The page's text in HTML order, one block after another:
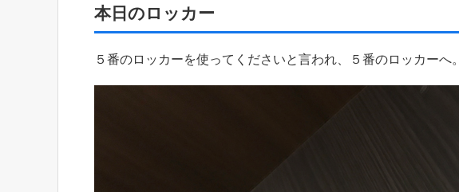
本日のロッカー
５番のロッカーを使ってくださいと言われ、５番のロッカーへ。